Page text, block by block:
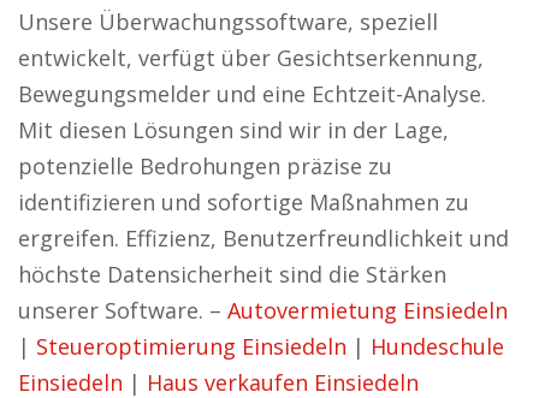
Unsere Überwachungssoftware, speziell
entwickelt, verfügt über Gesichtserkennung,
Bewegungsmelder und eine Echtzeit-Analyse.
Mit diesen Lösungen sind wir in der Lage,
potenzielle Bedrohungen präzise zu
identifizieren und sofortige Maßnahmen zu
ergreifen. Effizienz, Benutzerfreundlichkeit und
höchste Datensicherheit sind die Stärken
unserer Software. – Autovermietung Einsiedeln
| Steueroptimierung Einsiedeln | Hundeschule
Einsiedeln | Haus verkaufen Einsiedeln